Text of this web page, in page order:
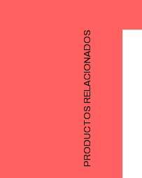
PRODUCTOS RELACIONADOS